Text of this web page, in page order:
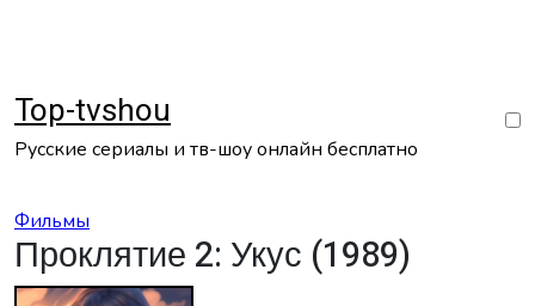
Top-tvshou
Русские сериалы и тв-шоу онлайн бесплатно
Фильмы
Проклятие 2: Укус (1989)